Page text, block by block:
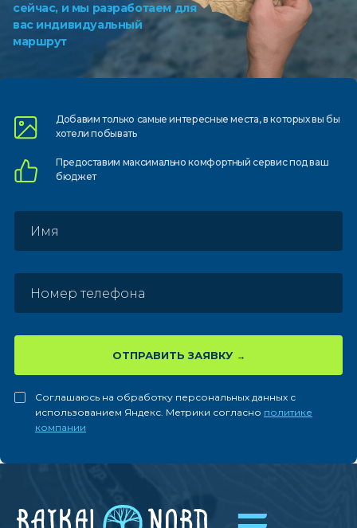
сейчас, и мы разработаем для
вас индивидуальный
маршрут
Добавим только самыеинтересные места, в которыхвы бы
хотели побывать
Предоставим максимально комфортныйсервис под ваш
бюджет
ОТПРАВИТЬ ЗАЯВКУ
Соглашаюсь на обработку персональных данных с
использованием Яндекс. Метрики согласно политике
компании